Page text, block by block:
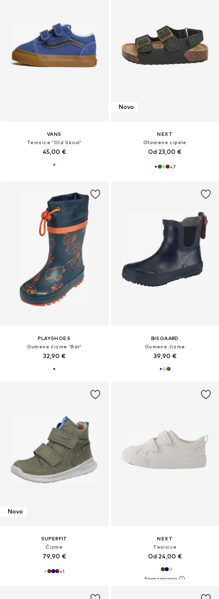
VANS
Tenisice 'Old Skool'
45,00 €
Novo
NEXT
Otvorene cipele
Od 23,00 €
+7
PLAYSHOES
Gumene čizme 'Bär'
32,90 €
BISGAARD
Gumene čizme
39,90 €
Novo
SUPERFIT
Čizme
79,90 €
+1
NEXT
Tenisice
Od 24,00 €